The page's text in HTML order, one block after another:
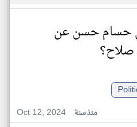
حسام حسن عن
صلاح؟
Oct 12, 2024
منذ سنة